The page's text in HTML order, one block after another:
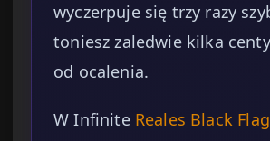
wyczerpuje się trzy razy
toniesz zaledwie kilka
od ocalenia.
W Infinite Reales Black Flag